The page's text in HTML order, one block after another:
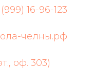
16-96-123
челны.рф
оф. 303)